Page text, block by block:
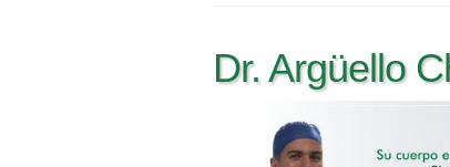
Dr. Argüello